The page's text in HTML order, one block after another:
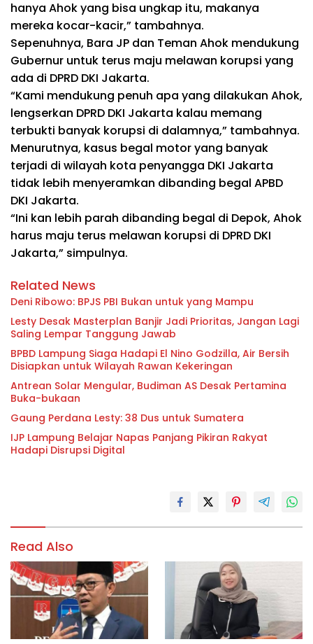
hanya Ahok yang bisa ungkap itu, makanya
mereka kocar-kacir,” tambahnya.
Sepenuhnya, Bara JP dan Teman Ahok mendukung
Gubernur untuk terus maju melawan korupsi yang
ada di DPRD DKI Jakarta.
“Kami mendukung penuh apa yang dilakukan Ahok,
lengserkan DPRD DKI Jakarta kalau memang
terbukti banyak korupsi di dalamnya,” tambahnya.
Menurutnya, kasus begal motor yang banyak
terjadi di wilayah kota penyangga DKI Jakarta
tidak lebih menyeramkan dibanding begal APBD
DKI Jakarta.
“Ini kan lebih parah dibanding begal di Depok, Ahok
harus maju terus melawan korupsi di DPRD DKI
Jakarta,” simpulnya.
Related News
Deni Ribowo: BPJS PBI Bukan untuk yang Mampu
Lesty Desak Masterplan Banjir Jadi Prioritas, Jangan Lagi
Saling Lempar Tanggung Jawab
BPBD Lampung Siaga Hadapi El Nino Godzilla, Air Bersih
Disiapkan untuk Wilayah Rawan Kekeringan
Antrean Solar Mengular, Budiman AS Desak Pertamina
Buka-bukaan
Gaung Perdana Lesty: 38 Dus untuk Sumatera
IJP Lampung Belajar Napas Panjang Pikiran Rakyat
Hadapi Disrupsi Digital
Read Also